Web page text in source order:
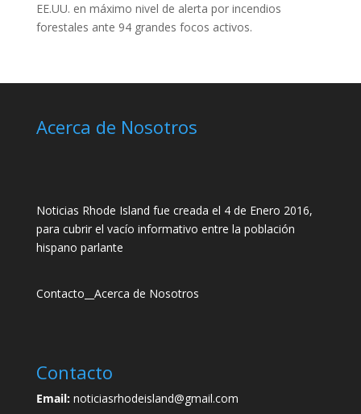
EE.UU. en máximo nivel de alerta por incendios
forestales ante 94 grandes focos activos.
Acerca de Nosotros
Noticias Rhode Island fue creada el 4 de Enero 2016,
para cubrir el vacío informativo entre la población
hispano parlante
Contacto Acerca de Nosotros
Contacto
Email:noticiasrhodeisland@gmail.com